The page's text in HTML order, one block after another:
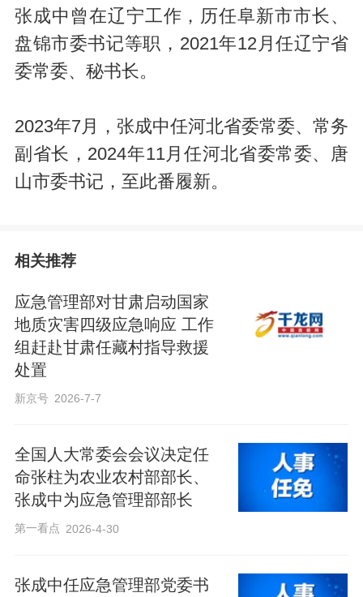
张成中曾在辽宁工作，历任阜新市市长、
盘锦市委书记等职，2021年12月任辽宁省
委常委、秘书长。
2023年7月，张成中任河北省委常委、常务
副省长，2024年11月任河北省委常委、唐
山市委书记，至此番履新。
相关推荐
应急管理部对甘肃启动国家
地质灾害四级应急响应 工作
组赶赴甘肃任藏村指导救援
处置
新京号 2026-7-7
全国人大常委会会议决定任
命张柱为农业农村部部长、
张成中为应急管理部部长
第一看点 2026-4-30
张成中任应急管理部党委书